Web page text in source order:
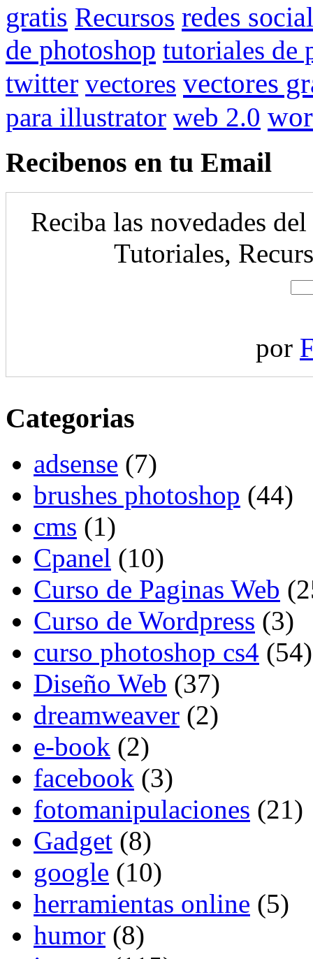
gratis Recursos redes
de photoshop tutoriales de
twitter vectores vectores
para illustrator web 2.0
Recibenos en tu Email
Reciba las novedades
Tutoriales,
por
Categorias
adsense (7)
brushes photoshop (44)
cms (1)
Cpanel (10)
Curso de Paginas Web
Curso de Wordpress (3)
curso photoshop cs4 (54)
Diseño Web (37)
dreamweaver (2)
e-book (2)
facebook (3)
fotomanipulaciones (21)
Gadget (8)
google (10)
herramientas online (5)
humor (8)